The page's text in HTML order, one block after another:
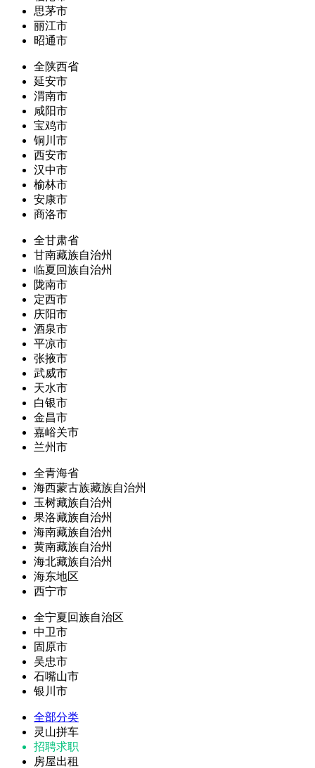
思茅市
丽江市
昭通市
全陕西省
延安市
渭南市
咸阳市
宝鸡市
铜川市
西安市
汉中市
榆林市
安康市
商洛市
全甘肃省
甘南藏族自治州
临夏回族自治州
陇南市
定西市
庆阳市
酒泉市
平凉市
张掖市
武威市
天水市
白银市
金昌市
嘉峪关市
兰州市
全青海省
海西蒙古族藏族自治州
玉树藏族自治州
果洛藏族自治州
海南藏族自治州
黄南藏族自治州
海北藏族自治州
海东地区
西宁市
全宁夏回族自治区
中卫市
固原市
吴忠市
石嘴山市
银川市
全部分类
灵山拼车
招聘求职
房屋出租